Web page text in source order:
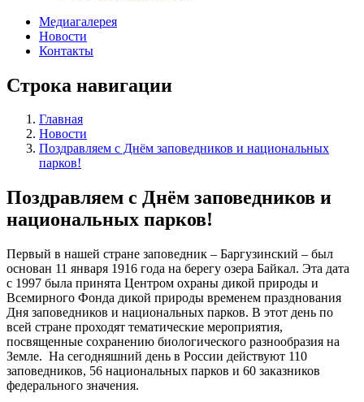
Медиагалерея
Новости
Контакты
Строка навигации
Главная
Новости
Поздравляем с Днём заповедников и национальных
парков!
Поздравляем с Днём заповедников и
национальных парков!
Первый в нашей стране заповедник – Баргузинский – был
основан 11 января 1916 года на берегу озера Байкал. Эта дата
с 1997 была принята Центром охраны дикой природы и
Всемирного Фонда дикой природы временем празднования
Дня заповедников и национальных парков. В этот день по
всей стране проходят тематические мероприятия,
посвященные сохранению биологического разнообразия на
Земле. На сегодняшний день в России действуют 110
заповедников, 56 национальных парков и 60 заказников
федерального значения.